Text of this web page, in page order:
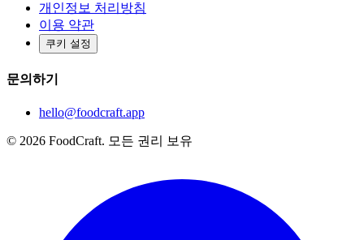
개인정보 처리방침
이용 약관
쿠키 설정
문의하기
hello@foodcraft.app
© 2026 FoodCraft. 모든 권리 보유